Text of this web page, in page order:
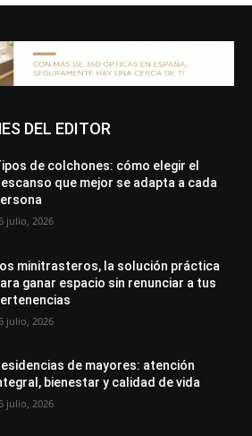
DEL EDITOR
de colchones: cómo elegir el
que mejor se adapta a cada
julio, 2026
minitrasteros, la solución práctica
ganar espacio sin renunciar a tus
julio, 2026
de mayores: atención
bienestar y calidad de vida
julio, 2026